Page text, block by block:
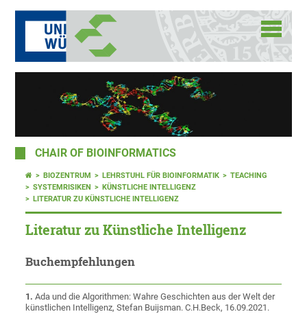
CHAIR OF BIOINFORMATICS
BIOZENTRUM LEHRSTUHL FÜR BIOINFORMATIK
TEACHING
SYSTEMRISIKEN
KÜNSTLICHE INTELLIGENZ
LITERATUR ZU KÜNSTLICHE INTELLIGENZ
Literatur zu Künstliche Intelligenz
Buchempfehlungen
1. Ada und die Algorithmen: Wahre Geschichten aus der Welt der
künstlichen Intelligenz, Stefan Buijsman. C.H.Beck, 16.09.2021.